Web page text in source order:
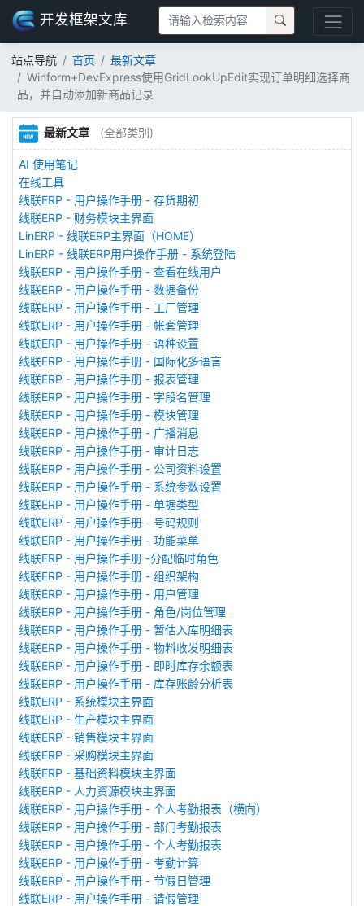
开发框架文库
站点导航 首页
最新文章
Winform+DevExpress使用GridLookUpEdit实现订单明细选择商
品，并自动添加新商品记录
最新文章 (全部类别)
AI 使用笔记
在线工具
线联ERP - 用户操作手册 - 存货期初
线联ERP - 财务模块主界面
LinERP - 线联ERP主界面（HOME）
LinERP - 线联ERP用户操作手册 - 系统登陆
线联ERP - 用户操作手册 - 查看在线用户
线联ERP - 用户操作手册 - 数据备份
线联ERP - 用户操作手册 - 工厂管理
线联ERP - 用户操作手册 - 帐套管理
线联ERP - 用户操作手册 - 语种设置
线联ERP - 用户操作手册 - 国际化多语言
线联ERP - 用户操作手册 - 报表管理
线联ERP - 用户操作手册 - 字段名管理
线联ERP - 用户操作手册 - 模块管理
线联ERP - 用户操作手册 - 广播消息
线联ERP - 用户操作手册 - 审计日志
线联ERP - 用户操作手册 - 公司资料设置
线联ERP - 用户操作手册 - 系统参数设置
线联ERP - 用户操作手册 - 单据类型
线联ERP - 用户操作手册 - 号码规则
线联ERP - 用户操作手册 - 功能菜单
线联ERP - 用户操作手册 -分配临时角色
线联ERP - 用户操作手册 - 组织架构
线联ERP - 用户操作手册 - 用户管理
线联ERP - 用户操作手册 - 角色/岗位管理
线联ERP - 用户操作手册 - 暂估入库明细表
线联ERP - 用户操作手册 - 物料收发明细表
线联ERP - 用户操作手册 - 即时库存余额表
线联ERP - 用户操作手册 - 库存账龄分析表
线联ERP - 系统模块主界面
线联ERP - 生产模块主界面
线联ERP - 销售模块主界面
线联ERP - 采购模块主界面
线联ERP - 基础资料模块主界面
线联ERP - 人力资源模块主界面
线联ERP - 用户操作手册 - 个人考勤报表（横向）
线联ERP - 用户操作手册 - 部门考勤报表
线联ERP - 用户操作手册 - 个人考勤报表
线联ERP - 用户操作手册 - 考勤计算
线联ERP - 用户操作手册 - 节假日管理
线联ERP - 用户操作手册 - 请假管理